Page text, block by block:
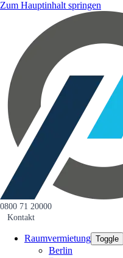
Zum Hauptinhalt springen
0800 71 20000
Kontakt
Raumvermietung Toggle
Berlin